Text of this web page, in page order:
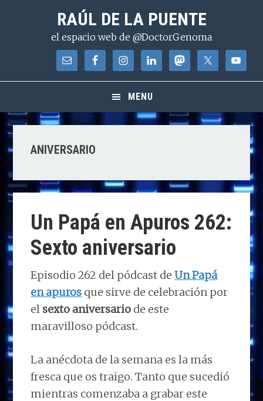
contenido
RAÚL DE LA PUENTE
el espacio web de @DoctorGenoma
MENU
ANIVERSARIO
Un Papá en Apuros 262:
Sexto aniversario
Episodio 262 del pódcast deUn Papá
en apuros que sirve de celebración por
el sexto aniversario de este
maravilloso pódcast.
La anécdota de la semana es la más
fresca que os traigo. Tanto que sucedió
mientras comenzaba a grabar este